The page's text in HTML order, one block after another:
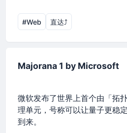
#Web 直达⤴︎
Majorana 1 by Microsoft
微软发布了世界上首个由「拓
理单元，号称可以让量子更稳
到来。